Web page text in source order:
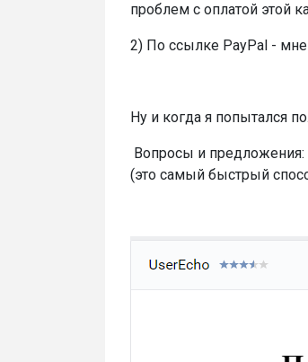
проблем с оплатой этой
2) По ссылке PayPal -
Ну и когда я попытался
Вопросы и предложения:
(это самый быстрый